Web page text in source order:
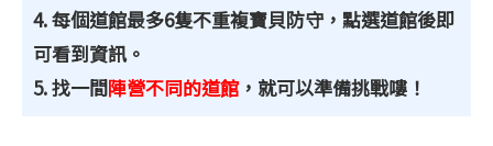
4. 每個道館最多6隻不重複寶貝防守，點選道館後即
可看到資訊。
5. 找一間陣營不同的道館，就可以準備挑戰嘍！